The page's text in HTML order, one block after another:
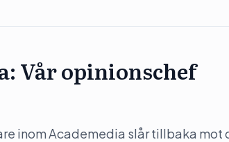
Vår opinionschef
inom Academedia slår tillbaka mot